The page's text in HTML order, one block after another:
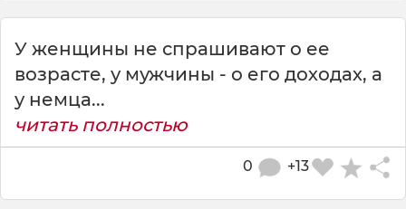
У женщины не спрашивают о ее
возрасте, у мужчины - о его доходах, а
у немца...
читать полностью
+13
0